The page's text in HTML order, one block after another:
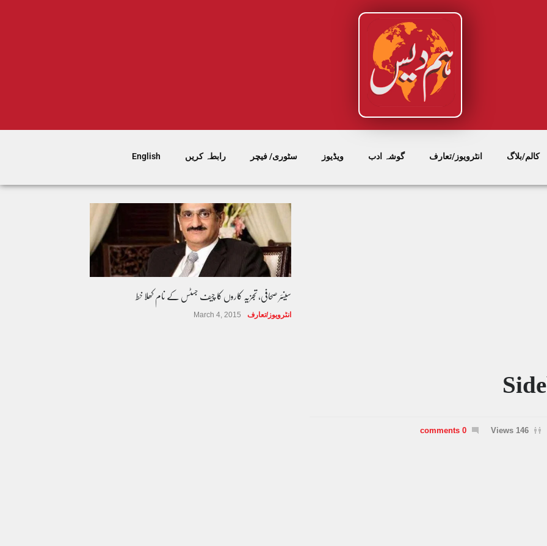
کالم/بلاگ انٹرویوز/تعارف گوشہ ادب ویڈیوز سٹوری/ فیچر رابطہ کریں English
سینئر صحافی، تجزیہ کاروں کا چیف جسٹس کے نام کھلا خط
انٹرویوز/تعارف March 4, 2015
146 Views
0 comments